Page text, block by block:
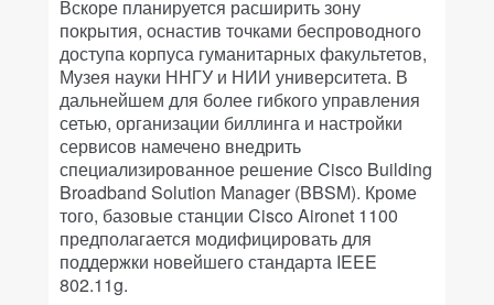
Вскоре планируется расширить зону
покрытия, оснастив точками беспроводного
доступа корпуса гуманитарных факультетов,
Музея науки ННГУ и НИИ университета. В
дальнейшем для более гибкого управления
сетью, организации биллинга и настройки
сервисов намечено внедрить
специализированное решение Cisco Building
Broadband Solution Manager (BBSM). Кроме
того, базовые станции Cisco Aironet 1100
предполагается модифицировать для
поддержки новейшего стандарта IEEE
802.11g.